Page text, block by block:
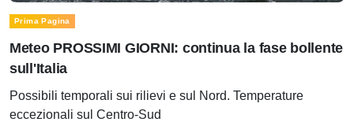
Prima Pagina
Meteo PROSSIMI GIORNI: continua la fase bollente
sull'Italia
Possibili temporali sui rilievi e sul Nord. Temperature
eccezionali sul Centro-Sud